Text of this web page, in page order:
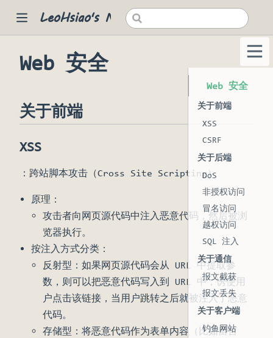
LeoHsiao's Notes
window)
Web 安全
关于前端
XSS
：跨站脚本攻击（Cross Site Scripting）
原理：
攻击者向网页源代码中注入恶意代码，然后被浏
览器执行。
按注入方式分类：
反射型：如果网页源代码会从 URL 中提取参
数，则可以把恶意代码写入到 URL 中，诱使用
户点击该链接，当用户跳转之后就被注入了恶意
代码。
存储型：将恶意代码作为表单内容（比如留言
Web 安全
关于前端
XSS
CSRF
关于后端
DoS
非授权访问
冒名访问
越权访问
SQL 注入
关于通信
报文截获
报文丢失
关于客户端
钓鱼网站